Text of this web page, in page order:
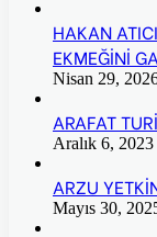
HAKAN
EKMEĞİNİ
Nisan 29,
ARAFAT
Aralık 6, 2023
ARZU
Mayıs 30,